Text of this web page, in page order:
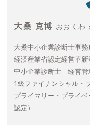
大桑 克博 おおくわ
大桑中小企業診断士事務
経済産業省認定経営革新
中小企業診断士 経営管
1級ファイナンシャル・
プライマリー・プライ
認定）